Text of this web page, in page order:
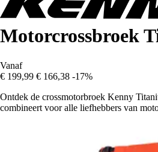
Motorcrossbroek
Vanaf
€ 199,99 € 166,38 -17%
Ontdek de crossmotorbroek Kenny
combineert voor alle liefhebbers van